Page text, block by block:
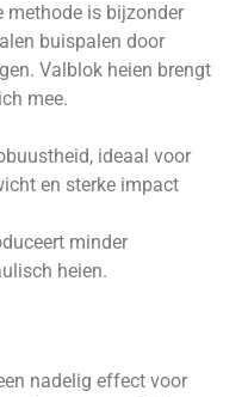
methode is bijzonder
buispalen door
Valblok heien brengt
mee.
ideaal voor
en sterke impact
minder
heien.
nadelig effect voor